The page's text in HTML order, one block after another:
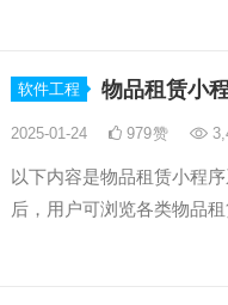
软件工程 物品租赁小
2025-01-24 979赞
以下内容是物品租赁小程
后，用户可浏览各类物品